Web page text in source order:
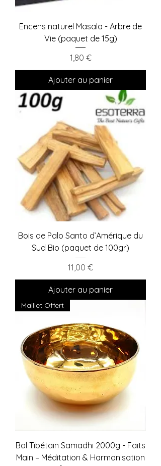
Encens naturel Masala - Arbre de
Vie (paquet de 15g)
Prix
1,80 €
Ajouter au panier
Bois de Palo Santo d’Amérique du
Sud Bio (paquet de 100gr)
Prix
11,00 €
Ajouter au panier
Maillet Offert
Bol Tibétain Samadhi 2000g - Faits
Main – Méditation & Harmonisation